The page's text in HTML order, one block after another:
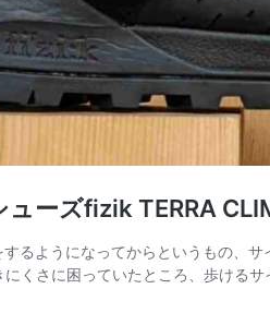
ーズfizik TERRA
るようになってからというもの、
にくさに困っていたところ、歩ける